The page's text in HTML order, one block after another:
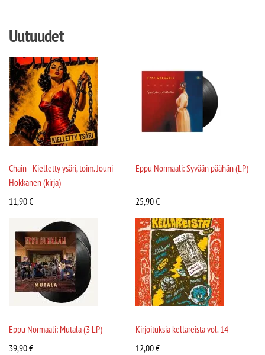
Uutuudet
Chain - Kielletty ysäri, toim. Jouni
Hokkanen (kirja)
11,90€
Eppu Normaali: Syvään päähän (LP)
25,90€
Eppu Normaali: Mutala (3 LP)
39,90€
Kirjoituksia kellareista vol. 14
12,00€